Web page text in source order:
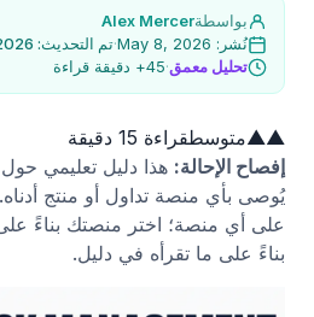
بواسطةAlex Mercer
نُشر: May 8, 2026
·تم التحديث: August 6, 2026
تحليل معمق·45+ دقيقة قراءة
▲▲متوسطقراءة 15 دقيقة
إفصاح الإحالة: هذا دليل تعليمي
يُوصى بأي منصة تداول أو منتج
على أي منصة؛ اختر منصتك بناءً
بناءً على ما تقرأه في دليل.